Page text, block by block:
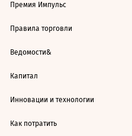
Премия Импульс
Правила торговли
Ведомости&
Капитал
Инновации и технологии
Как потратить